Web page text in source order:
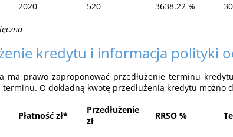
2020 520 3638.22 % 30
kredytu i informacja polityki
ma prawo zaproponować przedłużenie terminu
terminu. O dokładną kwotę przedłużenia kredytu możno
Płatność zł*
Przedłużenie
zł
RRSO %